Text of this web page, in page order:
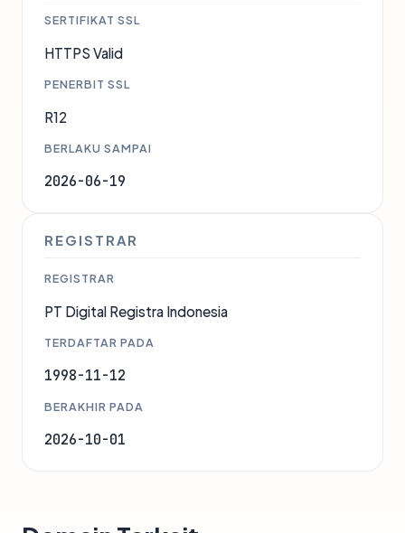
SERTIFIKAT SSL
HTTPS Valid
PENERBIT SSL
R12
BERLAKU SAMPAI
2026-06-19
REGISTRAR
REGISTRAR
PT Digital Registra Indonesia
TERDAFTAR PADA
1998-11-12
BERAKHIR PADA
2026-10-01